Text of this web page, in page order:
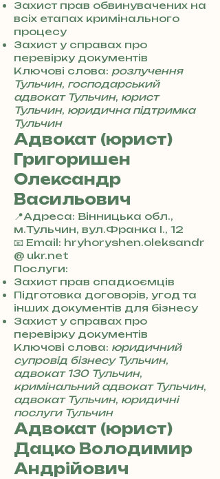
3
0
4
8
5
7
8
4
Захист прав обвинувачених на
всіх етапах кримінального
процесу
Захист у справах про
перевірку документів
Ключові слова: розлучення
Тульчин, господарський
адвокат Тульчин, юрист
Тульчин, юридична підтримка
Тульчин
Адвокат (юрист)
Григоришен
Олександр
Васильович
📍Адреса: Вінницька обл.,
м.Тульчин, вул.Франка І., 12
+
3
8
0
7
3
0
4
8
5
7
8
4
📧 Email: hryhoryshen.oleksandr
@ ukr.net
Послуги:
Захист прав спадкоємців
Підготовка договорів, угод та
інших документів для бізнесу
Захист у справах про
перевірку документів
Ключові слова: юридичний
супровід бізнесу Тульчин,
адвокат 130 Тульчин,
кримінальний адвокат Тульчин,
адвокат Тульчин, юридичні
послуги Тульчин
Адвокат (юрист)
Дацко Володимир
Андрійович